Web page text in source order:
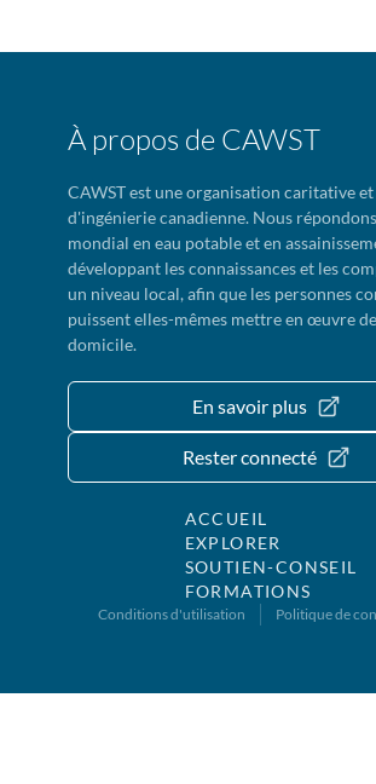
À propos de CAWST
CAWST est une organisation caritative
d'ingénierie canadienne. Nous
mondial en eau potable et en
développant les connaissances et les
un niveau local, afin que les personnes
puissent elles-mêmes mettre en œuvre
domicile.
En savoir plus
Rester connecté
ACCUEIL
EXPLORER
SOUTIEN-CONSEIL
FORMATIONS
Conditions d'utilisation Politique de